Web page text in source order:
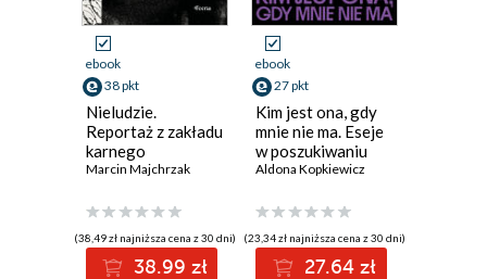
ebook
38 pkt
Nieludzie.
Reportaż z zakładu
karnego
Marcin Majchrzak
(38,49 zł najniższa cena z 30 dni)
38.99 zł
ebook
27 pkt
Kim jest ona, gdy
mnie nie ma. Eseje
w poszukiwaniu
siebie
Aldona Kopkiewicz
(23,34 zł najniższa cena z 30 dni)
27.64 zł